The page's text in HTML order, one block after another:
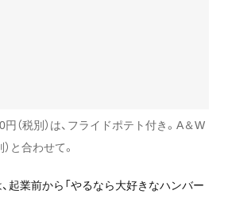
（税別）は、フライドポテト付き。A＆W
と合わせて。
起業前から「やるなら大好きなハンバー